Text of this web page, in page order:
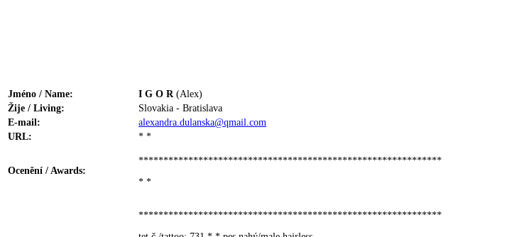
Jméno / Name: I G O R(Alex)
Žije / Living:
Slovakia - Bratislava
E-mail:
alexandra.dulanska@qmail.com
URL:
* *
Ocenění / Awards:
*************************************************************
* *
*************************************************************